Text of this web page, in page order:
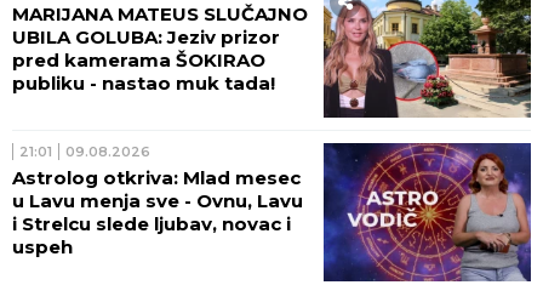
MARIJANA MATEUS SLUČAJNO
UBILA GOLUBA: Jeziv prizor
pred kamerama ŠOKIRAO
publiku - nastao muk tada!
21:01 09.08.2026
Astrolog otkriva: Mlad mesec
u Lavu menja sve - Ovnu, Lavu
i Strelcu slede ljubav, novac i
uspeh